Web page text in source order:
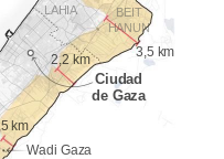
LAHIA
BEIT
HANUN
3,5 km
2,2 km
Ciudad
de Gaza
km
Wadi Gaza